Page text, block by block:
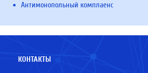
Антимонопольный комплаенс
КОНТАКТЫ